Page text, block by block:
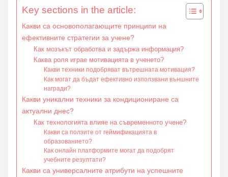
Key sections in the article:
Какви са основополагающите принципи на
ефективните стратегии за учене?
Как мозъкът обработва и задържа информация?
Каква роля играе мотивацията в ученето?
Какви техники подобряват вътрешната мотивация?
Как могат да бъдат ефективно използвани външните
награди?
Какви уникални техники за кондициониране са
актуални днес?
Как технологията влияе на съвременното учене?
Какви са ползите от геймификацията в
образованието?
Как онлайн платформите могат да подобрят
учебните резултати?
Какви са универсалните атрибути на успешните